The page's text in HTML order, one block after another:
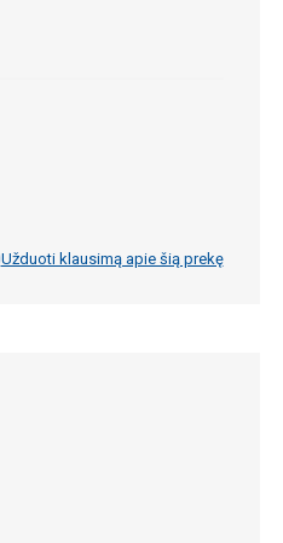
Užduoti klausimą apie šią prekę